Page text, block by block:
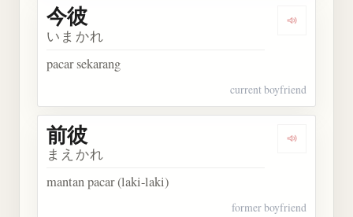
Dengarkan
今彼
いまかれ
pacar sekarang
current boyfriend
Dengarkan
前彼
まえかれ
mantan pacar (laki-laki)
former boyfriend